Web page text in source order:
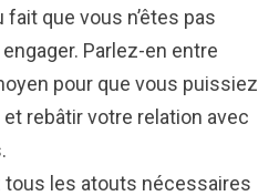
que vous n’êtes pas
Parlez-en entre
pour que vous puissiez
rebâtir votre relation avec
tous les atouts nécessaires